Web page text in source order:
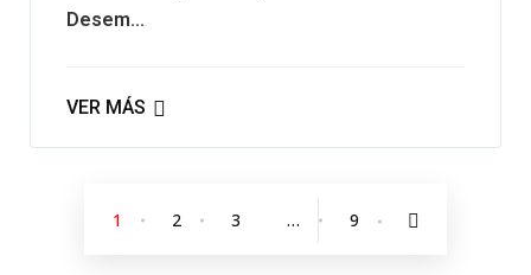
Desem...
VER MÁS
1 2 3 … 9